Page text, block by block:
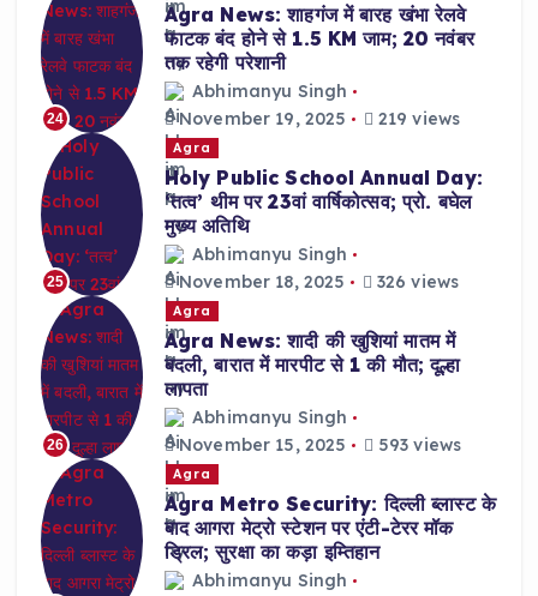
24
Agra News: शाहगंज में बारह खंभा रेलवे
फाटक बंद होने से 1.5 KM जाम; 20 नवंबर
तक रहेगी परेशानी
Abhimanyu Singh
November 19, 2025
219 views
25
Agra
Holy Public School Annual Day:
‘तत्व’ थीम पर 23वां वार्षिकोत्सव; प्रो. बघेल
मुख्य अतिथि
Abhimanyu Singh
November 18, 2025
326 views
26
Agra
Agra News: शादी की खुशियां मातम में
बदली, बारात में मारपीट से 1 की मौत; दूल्हा
लापता
Abhimanyu Singh
November 15, 2025
593 views
Agra
Agra Metro Security: दिल्ली ब्लास्ट के
बाद आगरा मेट्रो स्टेशन पर एंटी-टेरर मॉक
ड्रिल; सुरक्षा का कड़ा इम्तिहान
Abhimanyu Singh